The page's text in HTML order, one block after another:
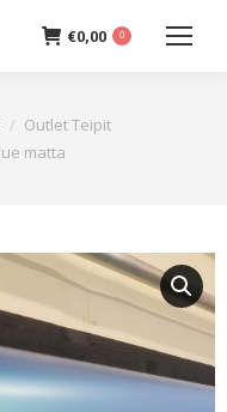
€0,00 0
Outlet Teipit
matta